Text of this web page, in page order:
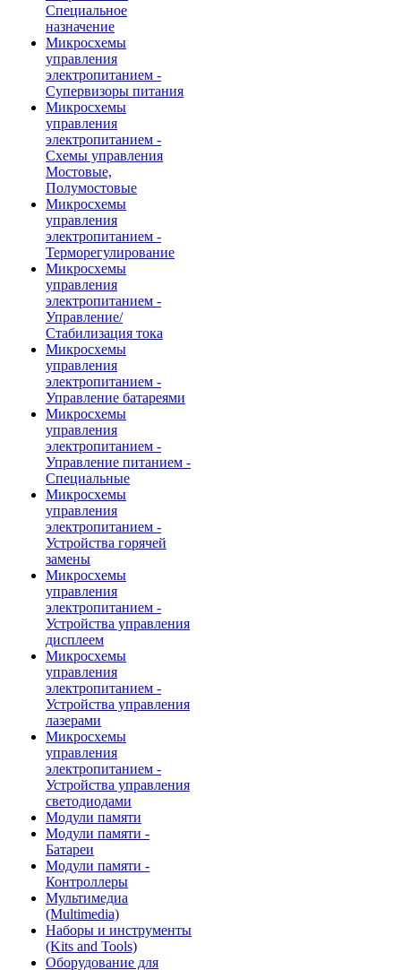
Специальное
назначение
Микросхемы
управления
электропитанием -
Супервизоры питания
Микросхемы
управления
электропитанием -
Схемы управления
Мостовые,
Полумостовые
Микросхемы
управления
электропитанием -
Терморегулирование
Микросхемы
управления
электропитанием -
Управление/
Стабилизация тока
Микросхемы
управления
электропитанием -
Управление батареями
Микросхемы
управления
электропитанием -
Управление питанием -
Специальные
Микросхемы
управления
электропитанием -
Устройства горячей
замены
Микросхемы
управления
электропитанием -
Устройства управления
дисплеем
Микросхемы
управления
электропитанием -
Устройства управления
лазерами
Микросхемы
управления
электропитанием -
Устройства управления
светодиодами
Модули памяти
Модули памяти -
Батареи
Модули памяти -
Контроллеры
Мультимедиа
(Multimedia)
Наборы и инструменты
(Kits and Tools)
Оборудование для